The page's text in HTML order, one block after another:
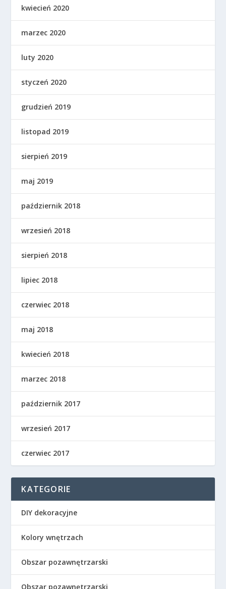
kwiecień 2020
marzec 2020
luty 2020
styczeń 2020
grudzień 2019
listopad 2019
sierpień 2019
maj 2019
październik 2018
wrzesień 2018
sierpień 2018
lipiec 2018
czerwiec 2018
maj 2018
kwiecień 2018
marzec 2018
październik 2017
wrzesień 2017
czerwiec 2017
KATEGORIE
DIY dekoracyjne
Kolory wnętrzach
Obszar pozawnętrzarski
Obszar pozawnętrzarski